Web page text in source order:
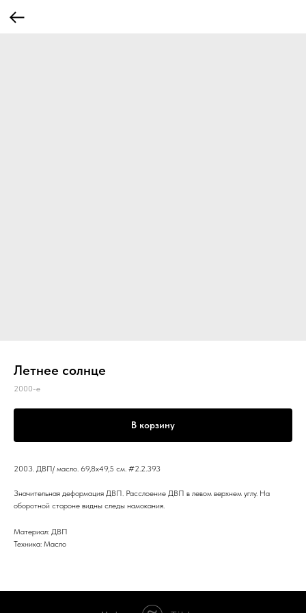
Летнее солнце
2000-е
В корзину
2003. ДВП/ масло. 69,8x49,5 см. #2.2.393
Значительная деформация ДВП. Расслоение ДВП в левом верхнем углу. На
оборотной стороне видны следы намокания.
Материал: ДВП
Техника: Масло